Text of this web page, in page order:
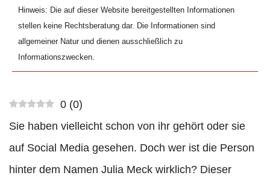
Hinweis: Die auf dieser Website bereitgestellten Informationen
stellen keine Rechtsberatung dar. Die Informationen sind
allgemeiner Natur und dienen ausschließlich zu
Informationszwecken.
0 (0)
Sie haben vielleicht schon von ihr gehört oder sie
auf Social Media gesehen. Doch wer ist die Person
hinter dem Namen Julia Meck wirklich? Dieser